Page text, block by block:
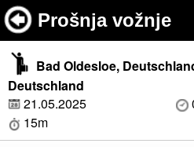
Prošnja vožnje
Bad Oldesloe,
Deutschland
21.05.2025
15m